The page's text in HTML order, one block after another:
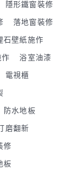
隱形鐵窗裝修
落地窗裝修
石壁紙施作
浴室油漆
電視櫃
防水地板
磨翻新
修
板